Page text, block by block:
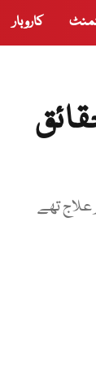
کاروبار